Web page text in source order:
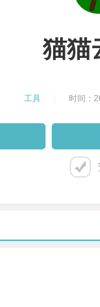
猫猫
工具 时间：